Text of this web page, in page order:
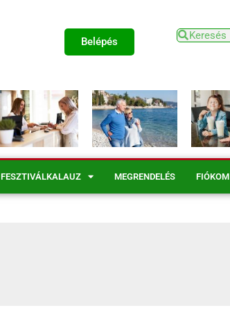
Belépés
FESZTIVÁLKALAUZ MEGRENDELÉS FIÓKOM